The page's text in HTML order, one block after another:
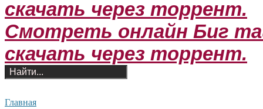
скачать через торрент.
Смотреть онлайн Биг
скачать через торрент.
Главная